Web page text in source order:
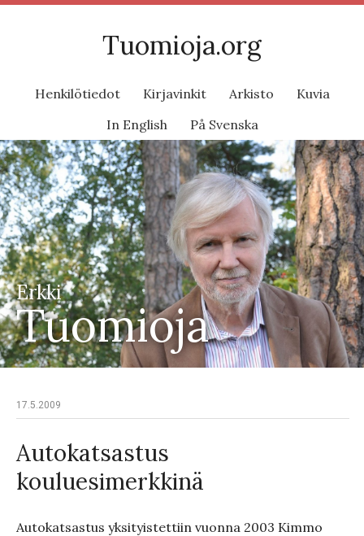
Tuomioja.org
Henkilötiedot Kirjavinkit Arkisto
Kuvia
In English
På Svenska
Erkki
Tuomioja
17.5.2009
Autokatsastus
kouluesimerkkinä
Autokatsastus yksityistettiin vuonna 2003 Kimmo